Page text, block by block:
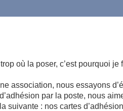
où la poser, c’est pourquoi
association, nous essayons
par la poste, nous
suivante : nos cartes